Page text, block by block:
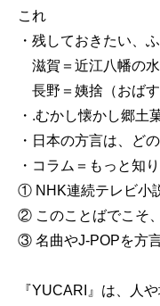
これ
・残しておきたい、
滋賀＝近江八幡の
長野＝姨捨（おば
・.むかし懐かし郷土
・日本の方言は、ど
・コラム＝もっと知
① NHK連続テレビ小
② このことばでこそ
③ 名曲やJ-POPを方
『YUCARI』は、人